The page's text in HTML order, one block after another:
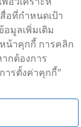
อที่กำหนดเป้า
มูลเพิ่มเติม
น้าคุกกี้ การคลิก
กต้องการ
ารตั้งค่าคุกกี้"